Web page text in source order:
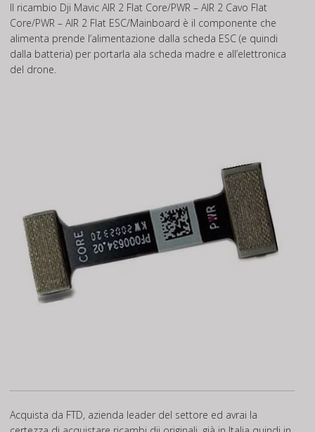
Il ricambio Dji Mavic AIR 2 Flat Core/PWR – AIR 2 Cavo Flat
Core/PWR – AIR 2 Flat ESC/Mainboard è il componente che
alimenta prende l’alimentazione dalla scheda ESC (e quindi
dalla batteria) per portarla ala scheda madre e all’elettronica
del drone.
Acquista da FTD, azienda leader del settore ed avrai la